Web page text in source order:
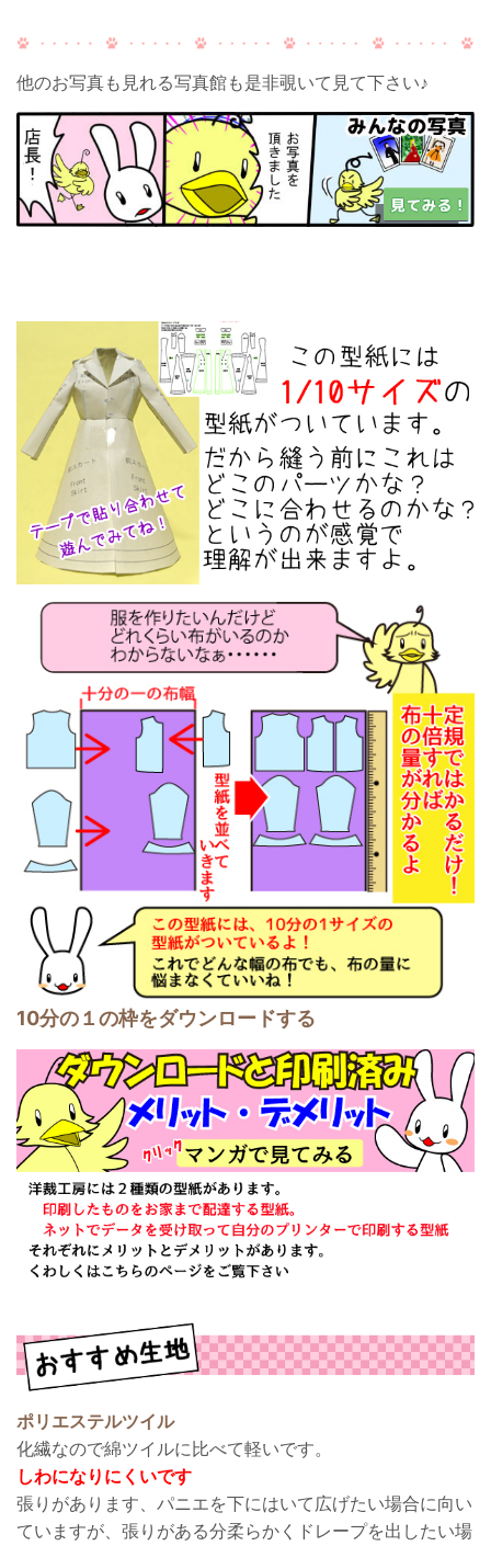
他のお写真も見れる写真館も是非覗いて見て下さい♪
10分の１の枠をダウンロードする
ポリエステルツイル
化繊なので綿ツイルに比べて軽いです。
しわになりにくいです
張りがあります、パニエを下にはいて広げたい場合に向い
ていますが、張りがある分柔らかくドレープを出したい場